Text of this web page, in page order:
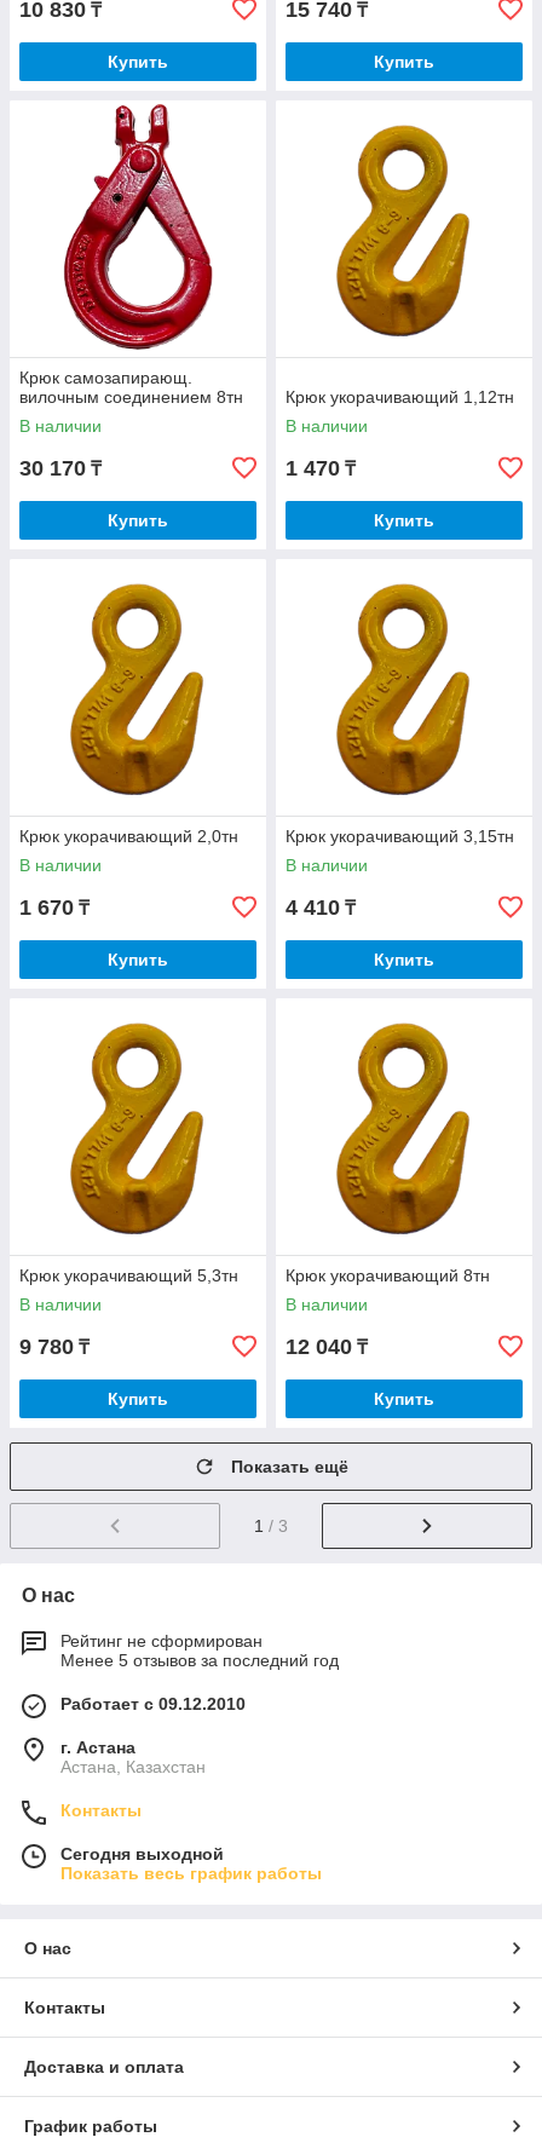
10 830 ₸
Купить
15 740 ₸
Купить
Крюк самозапирающ.
вилочным соединением 8тн
В наличии
30 170 ₸
Купить
Крюк укорачивающий 1,12тн
В наличии
1 470 ₸
Купить
Крюк укорачивающий 2,0тн
В наличии
1 670 ₸
Купить
Крюк укорачивающий 3,15тн
В наличии
4 410 ₸
Купить
Крюк укорачивающий 5,3тн
В наличии
9 780 ₸
Купить
Крюк укорачивающий 8тн
В наличии
12 040 ₸
Купить
Показать ещё
1 / 3
О нас
Рейтинг не сформирован
Менее 5 отзывов за последний год
Работает с 09.12.2010
г. Астана
Астана, Казахстан
Контакты
Сегодня выходной
Показать весь график работы
О нас
Контакты
Доставка и оплата
График работы